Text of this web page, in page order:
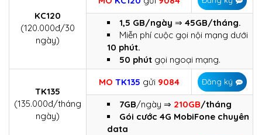
KC120
(120.000đ/30
ngày)
1,5 GB/ngày ⇒ 45GB/tháng.
Miễn phí cuộc gọi nội mạng dưới
10 phút.
50 phút gọi ngoại mạng.
TK135
(135.000đ/tháng
ngày)
MO TK135 gửi 9084 Đăng ký
7GB/ngày ⇒ 210GB/tháng
Gói cước 4G MobiFone chuyên
data